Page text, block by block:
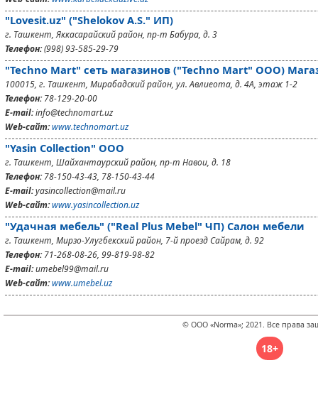
"Lovesit.uz" ("Shelokov A.S." ИП)
г. Ташкент, Яккасарайский район, пр-т Бабура, д. 3
Телефон:(998) 93-585-29-79
"Techno Mart" сеть магазинов ("Techno Mart" ООО)
100015, г. Ташкент, Мирабадский район, ул. Авлиеота, д. 4А, этаж 1-2
Телефон:78-129-20-00
E-mail:info@technomart.uz
Web-сайт:www.technomart.uz
"Yasin Collection" ООО
г. Ташкент, Шайхантаурский район, пр-т Навои, д. 18
Телефон:78-150-43-43, 78-150-43-44
E-mail:yasincollection@mail.ru
Web-сайт:www.yasincollection.uz
"Удачная мебель" ("Real Plus Mebel" ЧП) Салон мебели
г. Ташкент, Мирзо-Улугбекский район, 7-й проезд Сайрам, д. 92
Телефон:71-268-08-26, 99-819-98-82
E-mail:umebel99@mail.ru
Web-сайт:www.umebel.uz
© ООО «Norma»; 2021. Все права
18+